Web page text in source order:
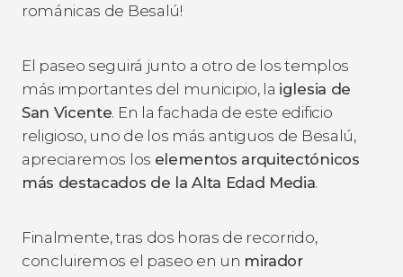
románicas de Besalú!
El paseo seguirá junto a otro de los templos
más importantes del municipio, la iglesia de
San Vicente. En la fachada de este edificio
religioso, uno de los más antiguos de Besalú,
apreciaremos los elementos arquitectónicos
más destacados de la Alta Edad Media.
Finalmente, tras dos horas de recorrido,
concluiremos el paseo en un mirador